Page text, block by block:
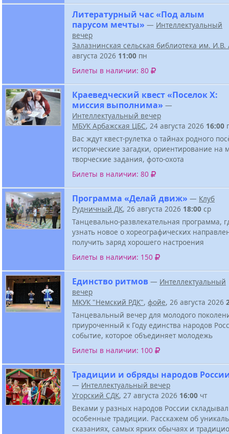
Литературный час «Под алым
парусом мечты» — Интеллектуальный
вечер
Залазнинская сельская библиотека им.
августа 2026 11:00 пн
Билеты в наличии: 80
Краеведческий квест «Поселок Х:
миссия выполнима» —
Интеллектуальный вечер
МБУК Арбажская ЦБС, 24 августа 2026 16:00
Вас ждут квест-рулетка о тайнах родного
исторические загадки, ориентирование на
творческие задания, фото-охота
Билеты в наличии: 80
Программа «Делай движ» — Клуб
Рудничный ДК, 26 августа 2026 18:00 ср
Танцевально-развлекательная программа,
узнать новое о хореографических
получить заряд хорошего настроения
Билеты в наличии: 150
Единство ритмов — Интеллектуальный
вечер
МКУК "Немский РДК", фойе, 26 августа 2026
Танцевальный вечер для молодого
приуроченный к Году единства народов
событие, которое объединяет молодежь
Билеты в наличии: 100
Традиции и обряды народов
— Интеллектуальный вечер
Угорский СДК, 27 августа 2026 16:00 чт
Веками у разных народов России
особенные традиции. Расскажем об
сказаниях, самых ярких обычаях и